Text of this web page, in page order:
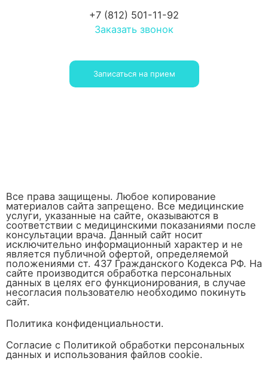
+7 (812) 501-11-92
Заказать звонок
Записаться на прием
Все права защищены. Любое копирование
материалов сайта запрещено. Все медицинские
услуги, указанные на сайте, оказываются в
соответствии с медицинскими показаниями после
консультации врача. Данный сайт носит
исключительно информационный характер и не
является публичной офертой, определяемой
положениями ст. 437 Гражданского Кодекса РФ. На
сайте производится обработка персональных
данных в целях его функционирования, в случае
несогласия пользователю необходимо покинуть
сайт.
Политика конфиденциальности.
Согласие с Политикой обработки персональных
данных и использования файлов cookie.